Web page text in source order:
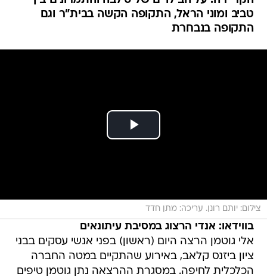
טביב ומוני הראל, התקופה הקשה בבית"ר וגם
התקופה בנבחרת
צילום: יותם רונן. עריכה: מתן חדד
בווידאו: אנדי הרצוג במסיבת עיתונאים
אלי גוטמן הרצה היום (ראשון) בפני אנשי עסקים בבני
ציון ביזנס קלאב, באירוע שהתקיים במטה החברה
הכלכלית לחיפה. במסגרת ההרצאה נתן גוטמן טיפים